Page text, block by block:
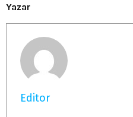
Yazar
Editor